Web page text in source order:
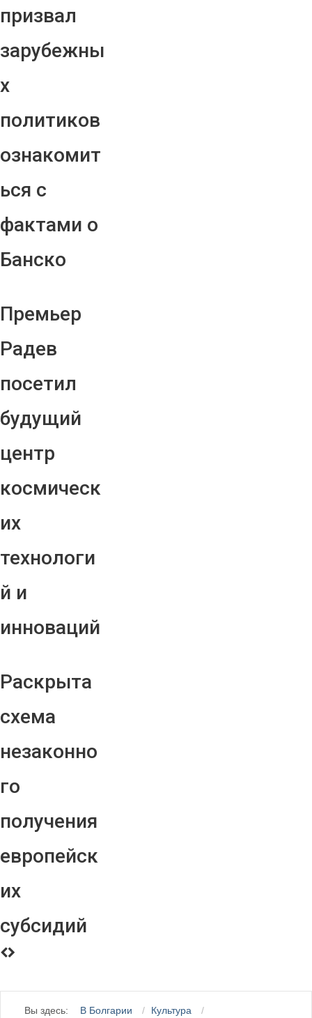
призвал
зарубежны
х
политиков
ознакомит
ься с
фактами о
Банско
Премьер
Радев
посетил
будущий
центр
космическ
их
технологи
й и
инноваций
Раскрыта
схема
незаконно
го
получения
европейск
их
субсидий
Вы здесь: В Болгарии Культура